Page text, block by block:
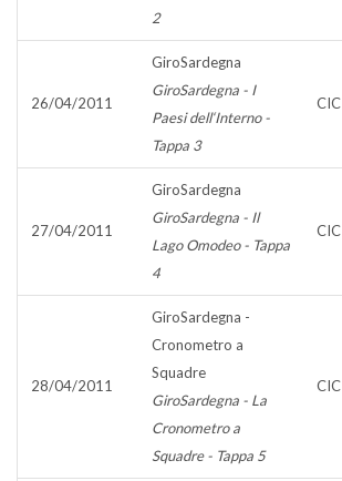
2
26/04/2011
GiroSardegna
GiroSardegna - I
Paesi dell‘Interno -
Tappa 3
CIC
27/04/2011
GiroSardegna
GiroSardegna - Il
Lago Omodeo - Tappa
4
CIC
28/04/2011
GiroSardegna -
Cronometro a
Squadre
GiroSardegna - La
Cronometro a
Squadre - Tappa 5
CIC